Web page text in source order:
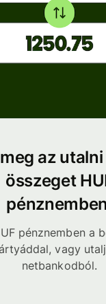
az
összeget
pénznemben a
vagy
netbankodból.